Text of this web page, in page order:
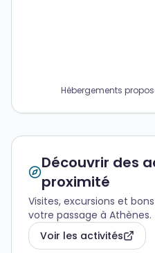
Hébergements
Découvrir des
proximité
Visites, excursions et
votre passage à Athènes.
Voir les activités